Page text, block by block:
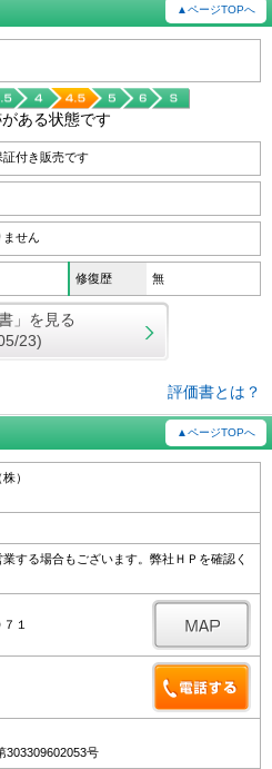
▲ページTOPへ
ある状態です
付き販売です
ません
修復歴 無
」を見る
23)
評価書とは？
▲ページTOPへ
）
する場合もございます。弊社ＨＰを確認く
１
303309602053号